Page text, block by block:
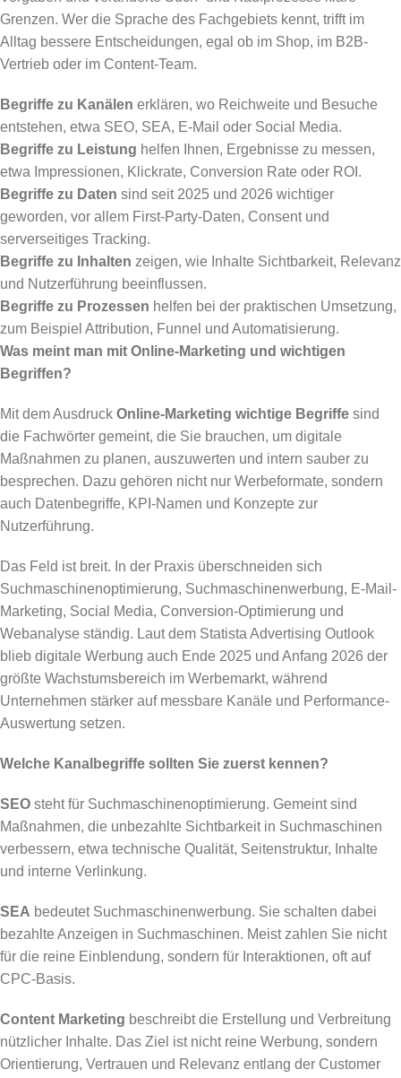
Grenzen. Wer die Sprache des Fachgebiets kennt, trifft im
Alltag bessere Entscheidungen, egal ob im Shop, im B2B-
Vertrieb oder im Content-Team.
Begriffe zu Kanälen erklären, wo Reichweite und Besuche
entstehen, etwa SEO, SEA, E-Mail oder Social Media.
Begriffe zu Leistung helfen Ihnen, Ergebnisse zu messen,
etwa Impressionen, Klickrate, Conversion Rate oder ROI.
Begriffe zu Daten sind seit 2025 und 2026 wichtiger
geworden, vor allem First-Party-Daten, Consent und
serverseitiges Tracking.
Begriffe zu Inhalten zeigen, wie Inhalte Sichtbarkeit, Relevanz
und Nutzerführung beeinflussen.
Begriffe zu Prozessen helfen bei der praktischen Umsetzung,
zum Beispiel Attribution, Funnel und Automatisierung.
Was meint man mit Online-Marketing und wichtigen
Begriffen?
Mit dem Ausdruck Online-Marketing wichtige Begriffe sind
die Fachwörter gemeint, die Sie brauchen, um digitale
Maßnahmen zu planen, auszuwerten und intern sauber zu
besprechen. Dazu gehören nicht nur Werbeformate, sondern
auch Datenbegriffe, KPI-Namen und Konzepte zur
Nutzerführung.
Das Feld ist breit. In der Praxis überschneiden sich
Suchmaschinenoptimierung, Suchmaschinenwerbung, E-Mail-
Marketing, Social Media, Conversion-Optimierung und
Webanalyse ständig. Laut dem Statista Advertising Outlook
blieb digitale Werbung auch Ende 2025 und Anfang 2026 der
größte Wachstumsbereich im Werbemarkt, während
Unternehmen stärker auf messbare Kanäle und Performance-
Auswertung setzen.
Welche Kanalbegriffe sollten Sie zuerst kennen?
SEO steht für Suchmaschinenoptimierung. Gemeint sind
Maßnahmen, die unbezahlte Sichtbarkeit in Suchmaschinen
verbessern, etwa technische Qualität, Seitenstruktur, Inhalte
und interne Verlinkung.
SEA bedeutet Suchmaschinenwerbung. Sie schalten dabei
bezahlte Anzeigen in Suchmaschinen. Meist zahlen Sie nicht
für die reine Einblendung, sondern für Interaktionen, oft auf
CPC-Basis.
Content Marketing beschreibt die Erstellung und Verbreitung
nützlicher Inhalte. Das Ziel ist nicht reine Werbung, sondern
Orientierung, Vertrauen und Relevanz entlang der Customer